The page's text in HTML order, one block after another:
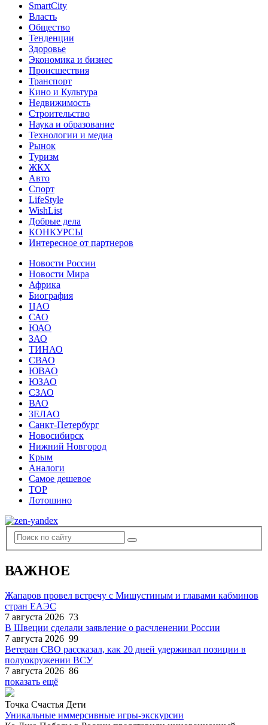
SmartCity
Власть
Общество
Тенденции
Здоровье
Экономика и бизнес
Происшествия
Транспорт
Кино и Культура
Недвижимость
Строительство
Наука и образование
Технологии и медиа
Рынок
Туризм
ЖКХ
Авто
Спорт
LifeStyle
WishList
Добрые дела
КОНКУРСЫ
Интересное от партнеров
Новости России
Новости Мира
Африка
Биография
ЦАО
САО
ЮАО
ЗАО
ТИНАО
СВАО
ЮВАО
ЮЗАО
СЗАО
ВАО
ЗЕЛАО
Санкт-Петербург
Новосибирск
Нижний Новгород
Крым
Аналоги
Самое дешевое
TOP
Лотошино
ВАЖНОЕ
Жапаров провел встречу с Мишустиным и главами кабминов
стран ЕАЭС
7 августа 2026 73
В Швеции сделали заявление о расчленении России
7 августа 2026 99
Ветеран СВО рассказал, как 20 дней удерживал позиции в
полуокружении ВСУ
7 августа 2026 86
показать ещё
Точка Счастья Дети
Уникальные иммерсивные игры-экскурсии